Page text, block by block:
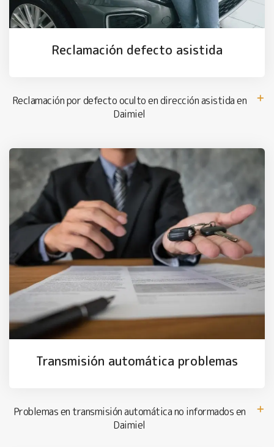
Reclamación defecto asistida
Reclamación por defecto oculto en dirección asistida en
Daimiel
Transmisión automática problemas
Problemas en transmisión automática no informados en
Daimiel